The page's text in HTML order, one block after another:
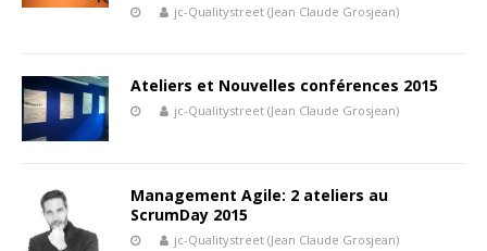
jc-Qualitystreet (Jean Claude Grosjean)
Ateliers et Nouvelles conférences 2015
jc-Qualitystreet (Jean Claude Grosjean)
Management Agile: 2 ateliers au
ScrumDay 2015
jc-Qualitystreet (Jean Claude Grosjean)